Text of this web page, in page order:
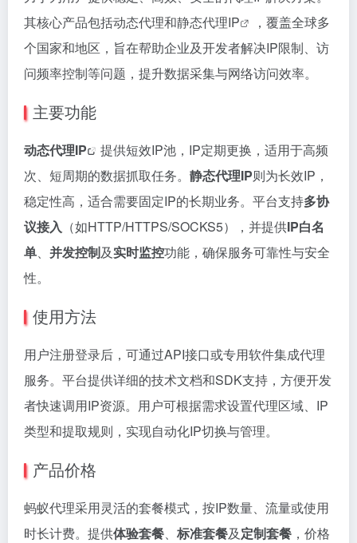
其核心产品包括动态代理和静态代理IP
，覆盖全球多
个国家和地区，旨在帮助企业及开发者解决IP限制、访
问频率控制等问题，提升数据采集与网络访问效率。
主要功能
动态代理IP
提供短效IP池，IP定期更换，适用于高频
次、短周期的数据抓取任务。 静态代理IP则为长效IP，
稳定性高，适合需要固定IP的长期业务。平台支持多协
议接入 （如HTTP/HTTPS/SOCKS5），并提供IP白名
单、 并发控制及实时监控功能，确保服务可靠性与安全
性。
使用方法
用户注册登录后，可通过API接口或专用软件集成代理
服务。平台提供详细的技术文档和SDK支持，方便开发
者快速调用IP资源。用户可根据需求设置代理区域、IP
类型和提取规则，实现自动化IP切换与管理。
产品价格
蚂蚁代理采用灵活的套餐模式，按IP数量、流量或使用
时长计费。提供体验套餐、 标准套餐及定制套餐 ，价格